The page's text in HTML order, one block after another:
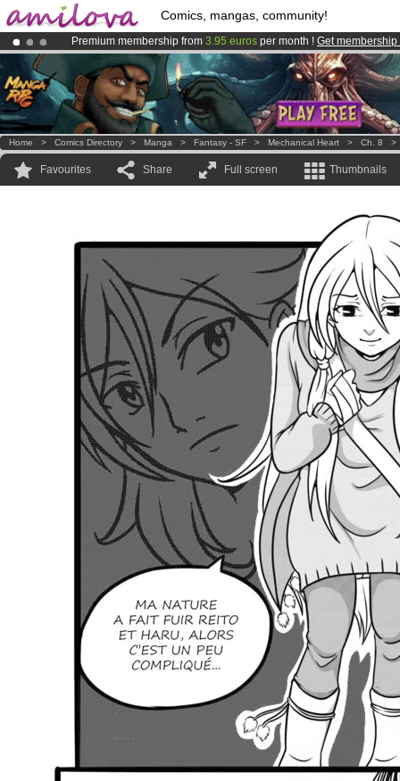
Comics, mangas, community!
Premium membership from 3.95 euros per month ! Get membership
Already 100000membersand 1000comics & mangas!.
AmilovaKickstarter is now LIVE!.
Home > Comics Directory > Manga > Fantasy - SF > Mechanical Heart > Ch. 8
Favourites Share Full screen Thumbnails